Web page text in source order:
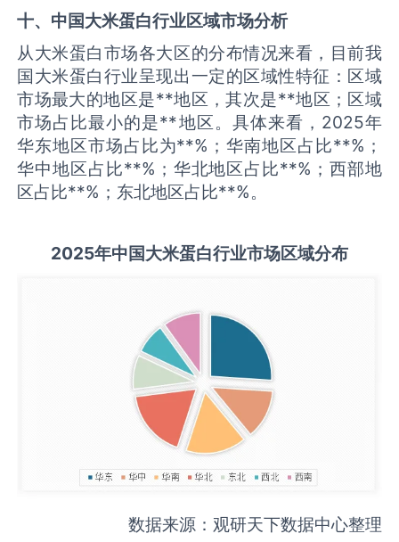
十、中国大米蛋白行业区域市场分析
从大米蛋白市场各大区的分布情况来看，目前我
国大米蛋白行业呈现出一定的区域性特征：区域
市场最大的地区是**地区，其次是**地区；区域
市场占比最小的是**地区。具体来看，2025年
华东地区市场占比为**%；华南地区占比**%；
华中地区占比**%；华北地区占比**%；西部地
区占比**%；东北地区占比**%。
2025年中国大米蛋白行业市场区域分布
数据来源：观研天下数据中心整理